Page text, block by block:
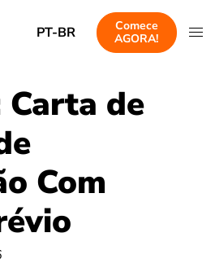
PT-BR
Comece
AGORA!
de
Com